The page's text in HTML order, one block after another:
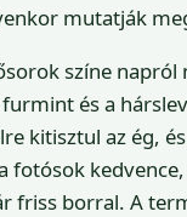
mutatják
színe napról
és a
kitisztul az ég,
fotósok
friss borral. A